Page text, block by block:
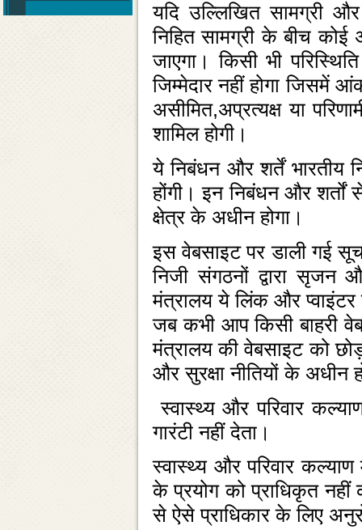
यदि उल्‍लिखित सामग्री और
निहित सामग्री के बीच कोई
जाएगा। किसी भी
जिम्‍मेदार नहीं होगा जिसमें
असीमित,अप्रत्यक्ष या
शामिल होगी।
ये निबंधन और शर्तें भारतीय
होंगी। इन निबंधन और शर्तों
क्षेत्र के अधीन होगा।
इस वेबसाइट पर डाली गई
निजी संगठनों द्वारा सृजन
मंत्रालय ये लिंक और
जब कभी आप किसी बाहरी
मंत्रालय की वेबसाइट को
और सुरक्षा नीतियों के अधीन
स्‍वास्‍थ्‍य और परिवार
गारंटी नहीं देता।
स्‍वास्‍थ्‍य और परिवार
के प्रयोग को प्राधिकृत
से ऐसे प्राधिकार के लिए